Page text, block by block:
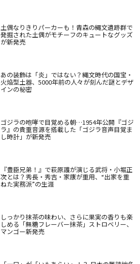
土偶なりきりパーカーも！青森の縄文遺跡群で
発掘された土偶がモチーフのキュートなグッズ
が新発売
あの装飾は「炎」ではない？縄文時代の国宝・
火焔型土器、5000年前の人々が刻んだ謎とデザ
インの秘密
ゴジラの咆哮で目覚める朝…1954年公開『ゴジ
ラ』の貴重音源を搭載した「ゴジラ音声目覚ま
し時計」が新発売
『豊臣兄弟！』で萩原護が演じる武将・小堀正
次とは？秀長・秀吉・家康が重用、“出家を重
ねた実務派”の生涯
しっかり抹茶の味わい、さらに果実の香りも楽
しめる「無糖フレーバー抹茶」ストロベリー、
マンゴー新発売